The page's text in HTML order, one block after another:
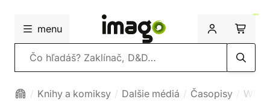
menu
Vyhľadávanie
Knihy a komiksy Dalšie médiá Časopisy